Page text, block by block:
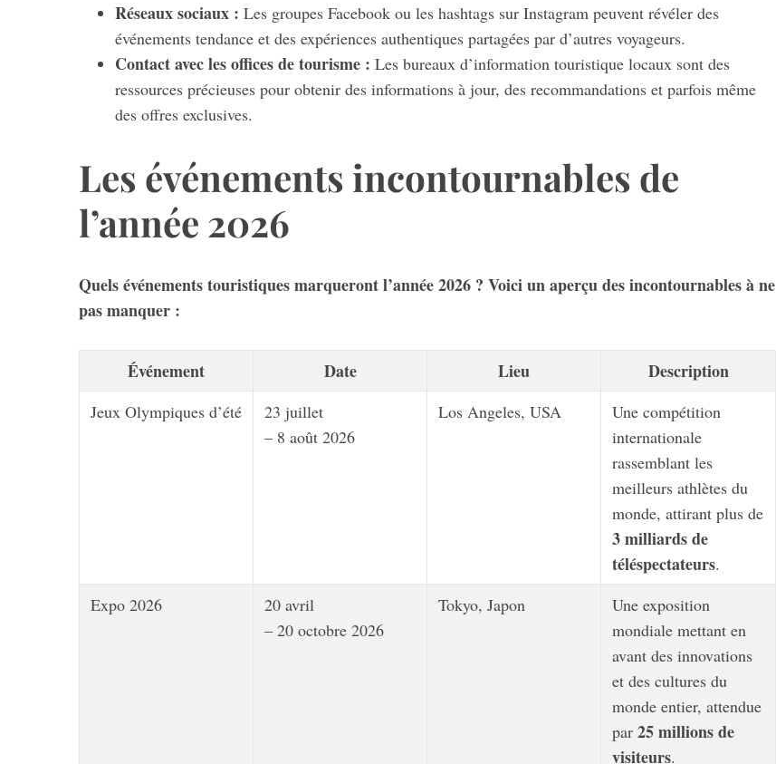
Réseaux sociaux : Les groupes Facebook ou les hashtags sur Instagram peuvent révéler des
événements tendance et des expériences authentiques partagées par d’autres voyageurs.
Contact avec les offices de tourisme : Les bureaux d’information touristique locaux sont des
ressources précieuses pour obtenir des informations à jour, des recommandations et parfois même
des offres exclusives.
Les événements incontournables de
l’année 2026
Quels événements touristiques marqueront l’année 2026 ? Voici un aperçu des incontournables à ne
pas manquer :
Événement Date Lieu Description
Jeux Olympiques d’été
23 juillet
– 8 août 2026
Los Angeles, USA
Une compétition
internationale
rassemblant les
meilleurs athlètes du
monde, attirant plus de
3 milliards de
téléspectateurs.
Expo 2026
20 avril
– 20 octobre 2026
Tokyo, Japon
Une exposition
mondiale mettant en
avant des innovations
et des cultures du
monde entier, attendue
par 25 millions de
visiteurs.